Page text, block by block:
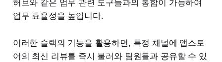
허브와 같은 업무 관련 도구들과의 통합이 가능하여
업무 효율성을 높입니다.
이러한 슬랙의 기능을 활용하면, 특정 채널에 앱스토
어의 최신 리뷰를 즉시 불러와 팀원들과 공유할 수 있